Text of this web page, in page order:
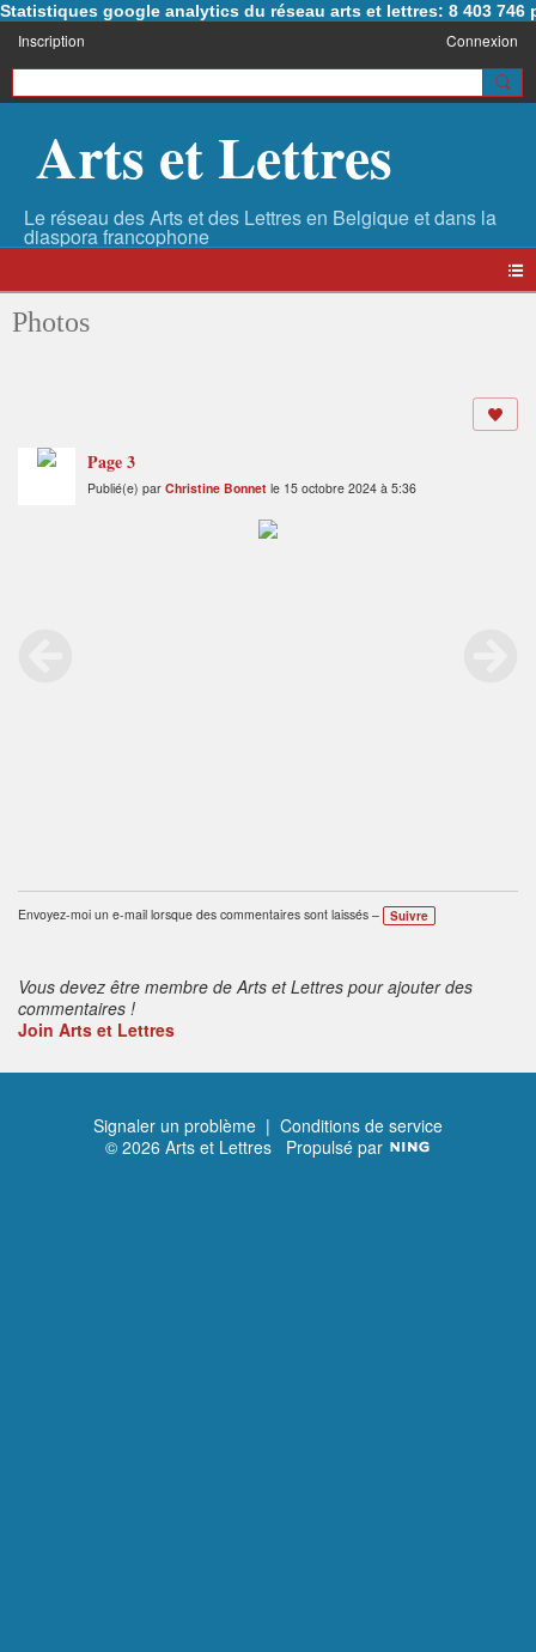
Statistiques google analytics du réseau arts et lettres: 8 403 746
Inscription Connexion
Arts et Lettres
Photos
Page 3
Publié(e) par Christine Bonnet le 15 octobre 2024 à 5:36
Envoyez-moi un e-mail lorsque des commentaires sont laissés – Suivre
Vous devez être membre de Arts et Lettres pour ajouter des
commentaires !
Join Arts et Lettres
Signaler un problème | Conditions de service
© 2026 Arts et Lettres Propulsé par